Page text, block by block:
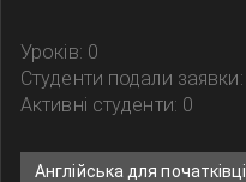
Уроків: 0
Студенти подали
Активні студенти: 0
Англійська для